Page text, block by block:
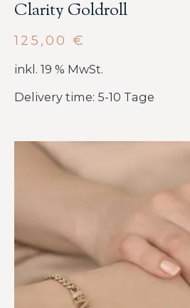
Clarity Goldroll
125,00 €
inkl. 19 % MwSt.
Delivery time: 5-10 Tage